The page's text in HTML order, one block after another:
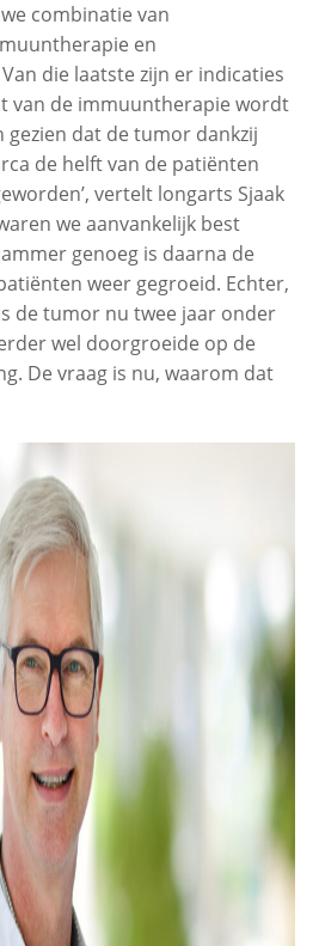
combinatie van
en
die laatste zijn er indicaties
van de immuuntherapie wordt
gezien dat de tumor dankzij
de helft van de patiënten
vertelt longarts Sjaak
we aanvankelijk best
genoeg is daarna de
weer gegroeid. Echter,
de tumor nu twee jaar onder
wel doorgroeide op de
De vraag is nu, waarom dat